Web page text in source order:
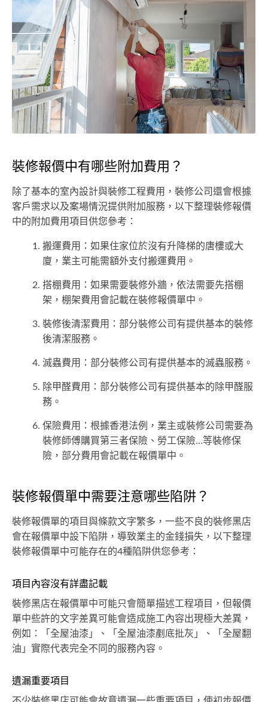
裝修報價中有哪些附加費用？
除了基本的室內設計與裝修工程費用，裝修公司還會根據
客戶需求以及案場情況提供附加服務，以下整理裝修報價
中的附加費用項目供您參考：
搬運費用：如果住家位於沒有升降梯的唐樓或大
廈，業主可能需額外支付搬運費用。
搭棚費用：如果需要裝修外牆，依法需要先搭棚
架，棚架費用會記載在裝修報價單中。
裝修後清潔費用：部分裝修公司有提供基本的裝修
後清潔服務。
滅蟲費用：部分裝修公司有提供基本的滅蟲服務。
除甲醛費用：部分裝修公司有提供基本的除甲醛服
務。
保險費用：根據香港法例，業主或裝修公司需要為
裝修師傅購買第三者保險、勞工保險…等裝修保
險，部分費用會記載在報價單中。
裝修報價單中需要注意哪些陷阱？
裝修報價單的項目與條款文字繁多，一些不良的裝修黑店
會在報價單中設下陷阱，導致業主的金錢損失，以下整理
裝修報價單中可能存在的4種陷阱供您參考：
項目內容沒有詳盡記載
裝修黑店在報價單中可能只會簡單描述工程項目，但報價
單中些許的文字差異可能會造成施工內容出現極大差異，
例如：「全屋油漆」、「全屋油漆剷底批灰」、「全屋翻
油」實際代表完全不同的服務內容。
遺漏重要項目